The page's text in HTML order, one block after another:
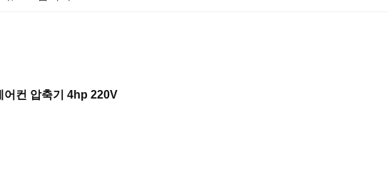
컨 압축기 4hp 220V